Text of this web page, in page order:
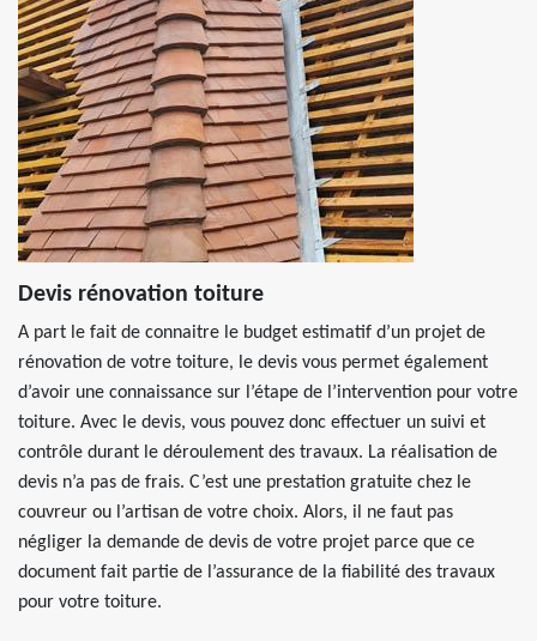
Devis rénovation toiture
A part le fait de connaitre le budget estimatif d’un projet de
rénovation de votre toiture, le devis vous permet également
d’avoir une connaissance sur l’étape de l’intervention pour votre
toiture. Avec le devis, vous pouvez donc effectuer un suivi et
contrôle durant le déroulement des travaux. La réalisation de
devis n’a pas de frais. C’est une prestation gratuite chez le
couvreur ou l’artisan de votre choix. Alors, il ne faut pas
négliger la demande de devis de votre projet parce que ce
document fait partie de l’assurance de la fiabilité des travaux
pour votre toiture.